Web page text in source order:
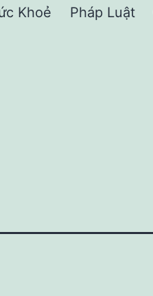
Khoẻ Pháp Luật